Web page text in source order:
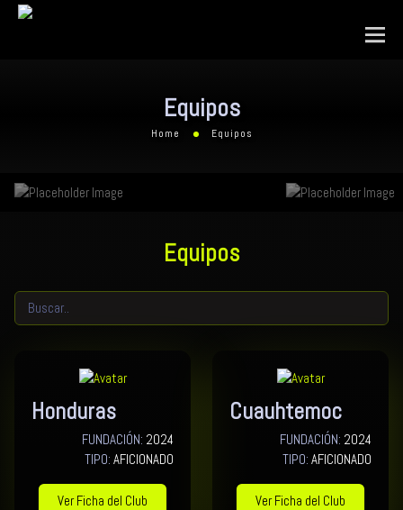
Equipos
Home Equipos
Equipos
Honduras
FUNDACIÓN: 2024
TIPO: AFICIONADO
Ver Ficha del Club
Cuauhtemoc
FUNDACIÓN: 2024
TIPO: AFICIONADO
Ver Ficha del Club